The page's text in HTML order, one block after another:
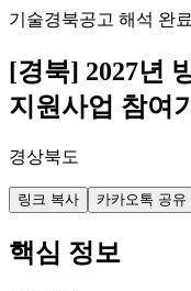
기술경북공고 해석 완료
[경북] 2027년
지원사업 참여
경상북도
링크 복사 카카오톡 공유
핵심 정보